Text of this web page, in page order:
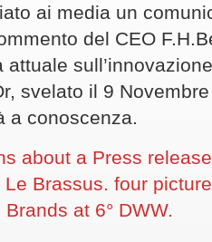
ai media un
del CEO
svelato il 9
a conoscenza.
about a Press
Brassus. four
at 6° DWW.